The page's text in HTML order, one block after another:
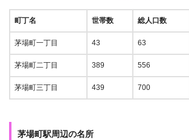
町丁名 世帯数 総人口数
茅場町一丁目 43 63
茅場町二丁目 389 556
茅場町三丁目 439 700
茅場町駅周辺の名所